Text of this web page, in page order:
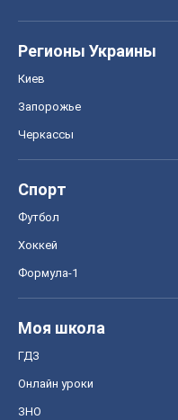
Регионы Украины
Киев
Запорожье
Черкассы
Спорт
Футбол
Хоккей
Формула-1
Моя школа
ГДЗ
Онлайн уроки
ЗНО